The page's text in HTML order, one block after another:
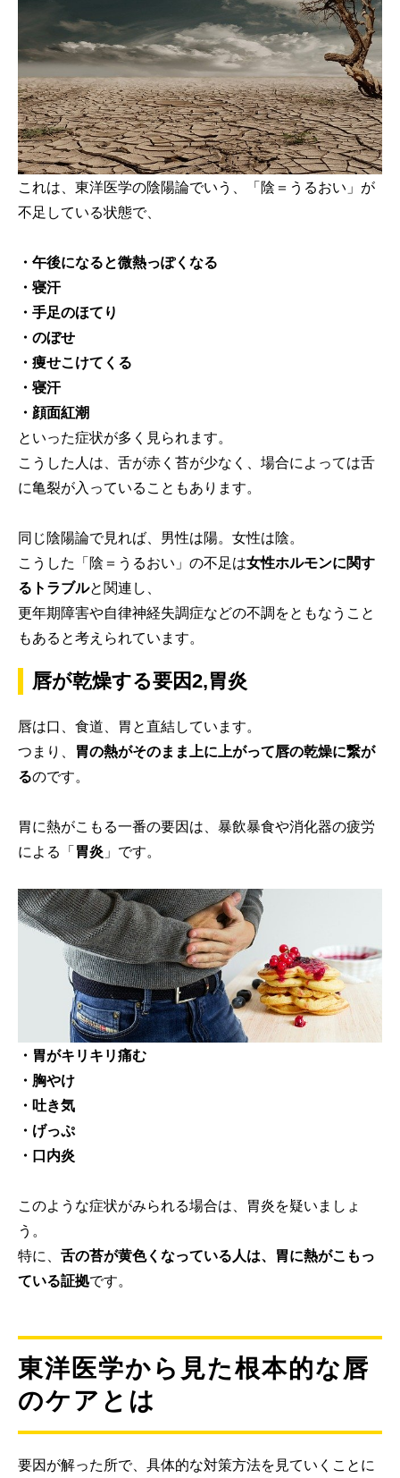
これは、東洋医学の陰陽論でいう、「陰＝うるおい」が
不足している状態で、
・午後になると微熱っぽくなる
・寝汗
・手足のほてり
・のぼせ
・痩せこけてくる
・寝汗
・顔面紅潮
といった症状が多く見られます。
こうした人は、舌が赤く苔が少なく、場合によっては舌
に亀裂が入っていることもあります。
同じ陰陽論で見れば、男性は陽。女性は陰。
こうした「陰＝うるおい」の不足は女性ホルモンに関す
るトラブルと関連し、
更年期障害や自律神経失調症などの不調をともなうこと
もあると考えられています。
唇が乾燥する要因2,胃炎
唇は口、食道、胃と直結しています。
つまり、 胃の熱がそのまま上に上がって唇の乾燥に繋が
るのです。
胃に熱がこもる一番の要因は、暴飲暴食や消化器の疲労
による「胃炎 」です。
・胃がキリキリ痛む
・胸やけ
・吐き気
・げっぷ
・口内炎
このような症状がみられる場合は、胃炎を疑いましょ
う。
特に、 舌の苔が黄色くなっている人は、胃に熱がこもっ
ている証拠です。
東洋医学から見た根本的な唇
のケアとは
要因が解った所で、具体的な対策方法を見ていくことに